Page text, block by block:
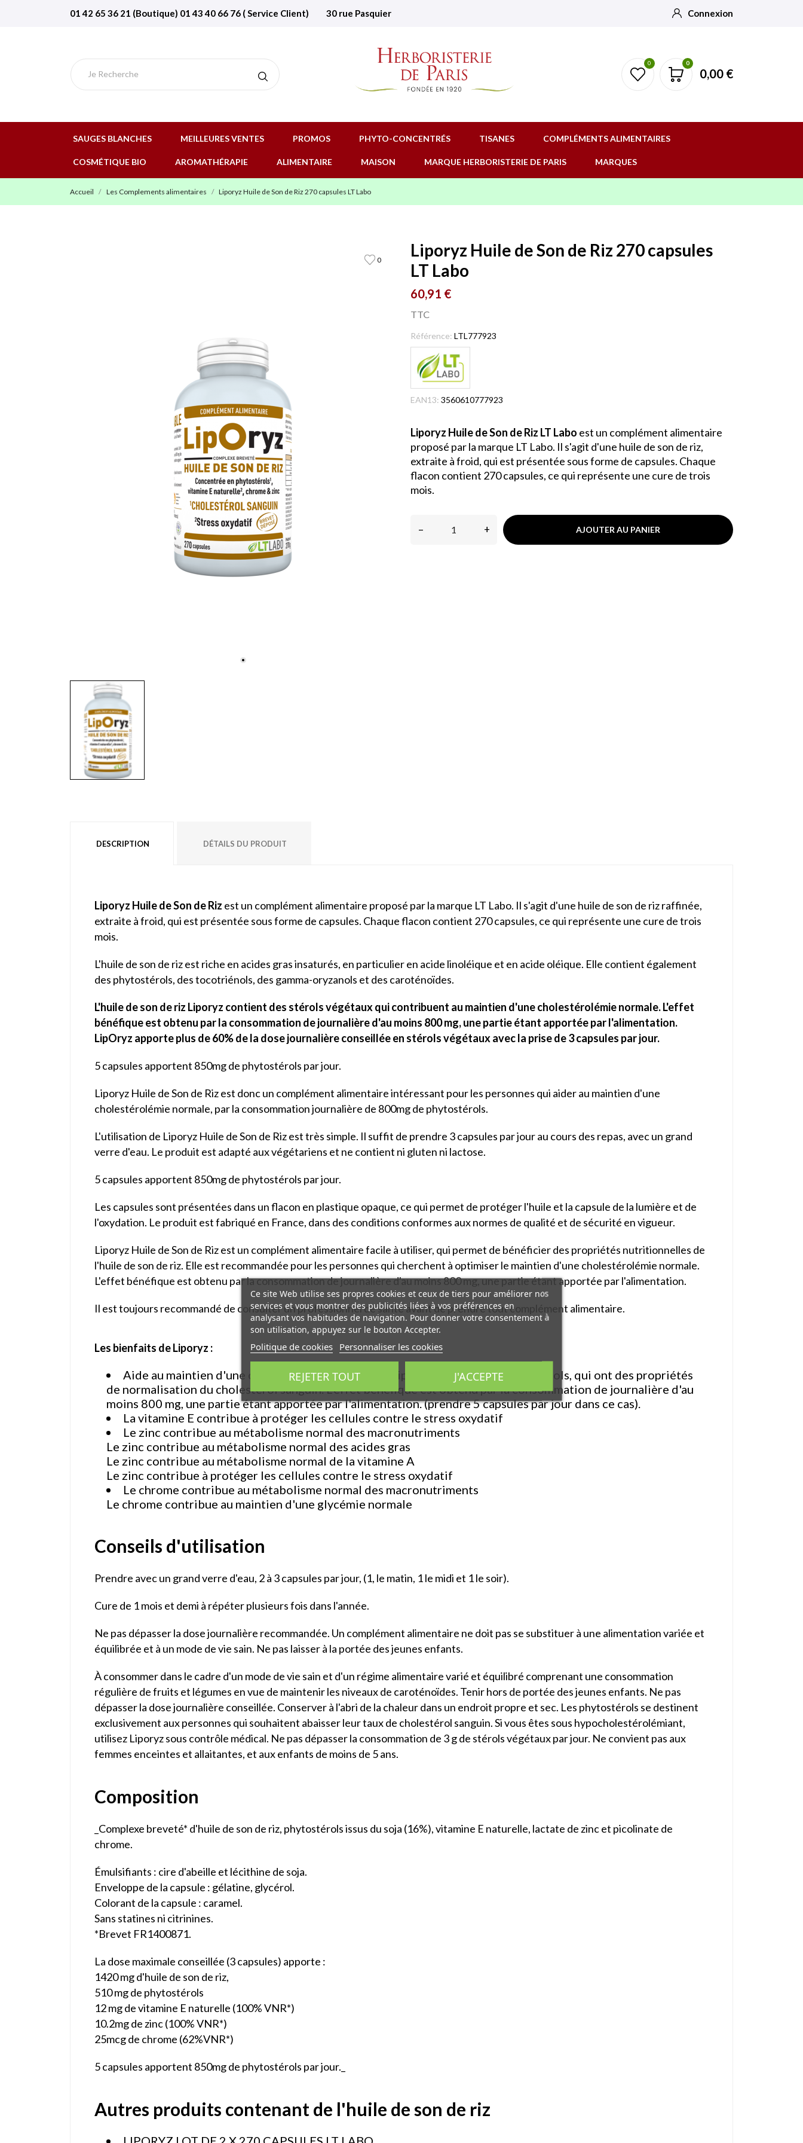
01 42 65 36 21 (Boutique) 01 43 40 66 76 ( Service Client) 30 rue Pasquier Connexion
0 0
0,00 €
SAUGES BLANCHES MEILLEURES VENTES PROMOS PHYTO-CONCENTRÉS TISANES COMPLÉMENTS ALIMENTAIRES
COSMÉTIQUE BIO AROMATHÉRAPIE ALIMENTAIRE MAISON MARQUE HERBORISTERIE DE PARIS MARQUES
Accueil Les Complements alimentaires Liporyz Huile de Son de Riz 270 capsules LT Labo
0
Liporyz Huile de Son de Riz 270 capsules
LT Labo
60,91 €
TTC
Référence: LTL777923
EAN13: 3560610777923
Liporyz Huile de Son de Riz LT Labo est un complément alimentaire
proposé par la marque LT Labo. Il s'agit d'une huile de son de riz,
extraite à froid, qui est présentée sous forme de capsules. Chaque
flacon contient 270 capsules, ce qui représente une cure de trois
mois.
– + AJOUTER AU PANIER
DESCRIPTION DÉTAILS DU PRODUIT
Liporyz Huile de Son de Riz est un complément alimentaire proposé par la marque LT Labo. Il s'agit d'une huile de son de riz raffinée,
extraite à froid, qui est présentée sous forme de capsules. Chaque flacon contient 270 capsules, ce qui représente une cure de trois
mois.
L'huile de son de riz est riche en acides gras insaturés, en particulier en acide linoléique et en acide oléique. Elle contient également
des phytostérols, des tocotriénols, des gamma-oryzanols et des caroténoïdes.
L'huile de son de riz Liporyz contient des stérols végétaux qui contribuent au maintien d'une cholestérolémie normale. L'effet
bénéfique est obtenu par la consommation de journalière d'au moins 800 mg, une partie étant apportée par l'alimentation.
LipOryz apporte plus de 60% de la dose journalière conseillée en stérols végétaux avec la prise de 3 capsules par jour.
5 capsules apportent 850mg de phytostérols par jour.
Liporyz Huile de Son de Riz est donc un complément alimentaire intéressant pour les personnes qui aider au maintien d'une
cholestérolémie normale, par la consommation journalière de 800mg de phytostérols.
L'utilisation de Liporyz Huile de Son de Riz est très simple. Il suffit de prendre 3 capsules par jour au cours des repas, avec un grand
verre d'eau. Le produit est adapté aux végétariens et ne contient ni gluten ni lactose.
5 capsules apportent 850mg de phytostérols par jour.
Les capsules sont présentées dans un flacon en plastique opaque, ce qui permet de protéger l'huile et la capsule de la lumière et de
l'oxydation. Le produit est fabriqué en France, dans des conditions conformes aux normes de qualité et de sécurité en vigueur.
Liporyz Huile de Son de Riz est un complément alimentaire facile à utiliser, qui permet de bénéficier des propriétés nutritionnelles de
l'huile de son de riz. Elle est recommandée pour les personnes qui cherchent à optimiser le maintien d'une cholestérolémie normale.
L'effet bénéfique est obtenu par la consommation de journalière d'au moins 800 mg, une partie étant apportée par l'alimentation.
Il est toujours recommandé de consulter un professionnel de santé avant de prendre tout complément alimentaire.
Les bienfaits de Liporyz :
Aide au maintien d'une cholestérolémie normale : LipOryz est riche en phytostérols, qui ont des propriétés
de normalisation du cholestérol sanguin. L'effet bénéfique est obtenu par la consommation de journalière d'au
moins 800 mg, une partie étant apportée par l'alimentation. (prendre 5 capsules par jour dans ce cas).
La vitamine E contribue à protéger les cellules contre le stress oxydatif
Le zinc contribue au métabolisme normal des macronutriments
Le zinc contribue au métabolisme normal des acides gras
Le zinc contribue au métabolisme normal de la vitamine A
Le zinc contribue à protéger les cellules contre le stress oxydatif
Le chrome contribue au métabolisme normal des macronutriments
Le chrome contribue au maintien d'une glycémie normale
Conseils d'utilisation
Prendre avec un grand verre d'eau, 2 à 3 capsules par jour, (1, le matin, 1 le midi et 1 le soir).
Cure de 1 mois et demi à répéter plusieurs fois dans l'année.
Ne pas dépasser la dose journalière recommandée. Un complément alimentaire ne doit pas se substituer à une alimentation variée et
équilibrée et à un mode de vie sain. Ne pas laisser à la portée des jeunes enfants.
À consommer dans le cadre d'un mode de vie sain et d'un régime alimentaire varié et équilibré comprenant une consommation
régulière de fruits et légumes en vue de maintenir les niveaux de caroténoïdes. Tenir hors de portée des jeunes enfants. Ne pas
dépasser la dose journalière conseillée. Conserver à l'abri de la chaleur dans un endroit propre et sec. Les phytostérols se destinent
exclusivement aux personnes qui souhaitent abaisser leur taux de cholestérol sanguin. Si vous êtes sous hypocholestérolémiant,
utilisez Liporyz sous contrôle médical. Ne pas dépasser la consommation de 3 g de stérols végétaux par jour. Ne convient pas aux
femmes enceintes et allaitantes, et aux enfants de moins de 5 ans.
Composition
_Complexe breveté* d'huile de son de riz, phytostérols issus du soja (16%), vitamine E naturelle, lactate de zinc et picolinate de
chrome.
Émulsifiants : cire d'abeille et lécithine de soja.
Enveloppe de la capsule : gélatine, glycérol.
Colorant de la capsule : caramel.
Sans statines ni citrinines.
*Brevet FR1400871.
La dose maximale conseillée (3 capsules) apporte :
1420 mg d'huile de son de riz,
510 mg de phytostérols
12 mg de vitamine E naturelle (100% VNR*)
10.2mg de zinc (100% VNR*)
25mcg de chrome (62%VNR*)
5 capsules apportent 850mg de phytostérols par jour._
Autres produits contenant de l'huile de son de riz
Ce site Web utilise ses propres cookies et ceux de tiers pour améliorer nos
services et vous montrer des publicités liées à vos préférences en
analysant vos habitudes de navigation. Pour donner votre consentement à
son utilisation, appuyez sur le bouton Accepter.
Politique de cookies Personnaliser les cookies
REJETER TOUT J'ACCEPTE